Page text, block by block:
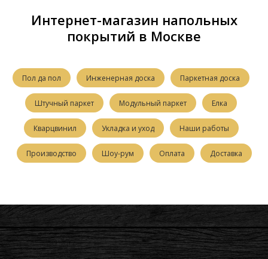
Интернет-магазин напольных
покрытий в Москве
Пол да пол Инженерная доска Паркетная доска
Штучный паркет Модульный паркет Елка
Кварцвинил Укладка и уход Наши работы
Производство Шоу-рум Оплата Доставка